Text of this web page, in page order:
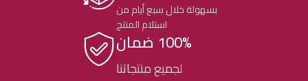
بسهولة خلال سبع أيام من
استلام المنتج
100% ضمان
لجميع منتجاتنا